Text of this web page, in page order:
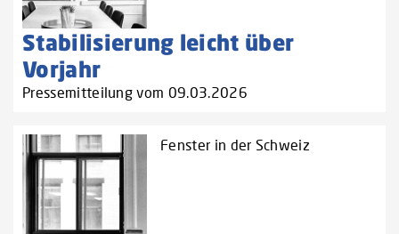
Stabilisierung leicht über
Vorjahr
Pressemitteilung vom 09.03.2026
Fenster in der Schweiz